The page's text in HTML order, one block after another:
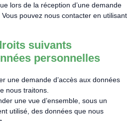
lors de la réception d’une demande
pouvez nous contacter en utilisant
suivants
personnelles
une demande d’accès aux données
nous traitons.
une vue d’ensemble, sous un
utilisé, des données que nous